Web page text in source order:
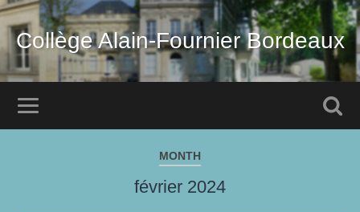
Collège Alain-Fournier Bordeaux
MONTH
février 2024